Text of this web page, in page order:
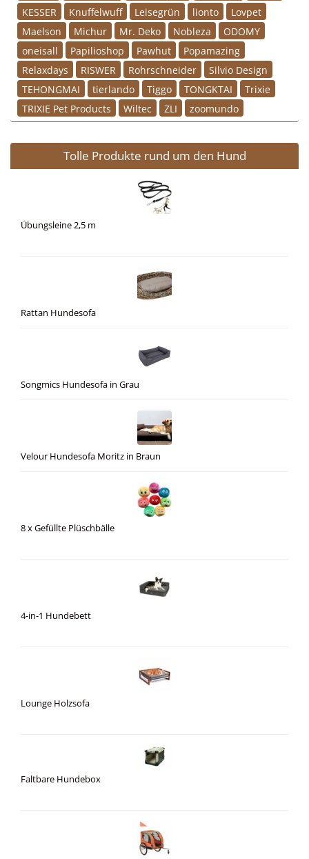
KESSER
Knuffelwuff Leisegrün lionto
Lovpet
Maelson
Michur Mr. Deko Nobleza
ODOMY
oneisall
Papilioshop Pawhut
Popamazing
Relaxdays
RISWER Rohrschneider
Silvio Design
TEHONGMAI
tierlando Tiggo TONGKTAI
Trixie
TRIXIE Pet Products
Wiltec ZLI zoomundo
Tolle Produkte rund um den Hund
Übungsleine 2,5 m
Rattan Hundesofa
Songmics Hundesofa in Grau
Velour Hundesofa Moritz in Braun
8 x Gefüllte Plüschbälle
4-in-1 Hundebett
Lounge Holzsofa
Faltbare Hundebox